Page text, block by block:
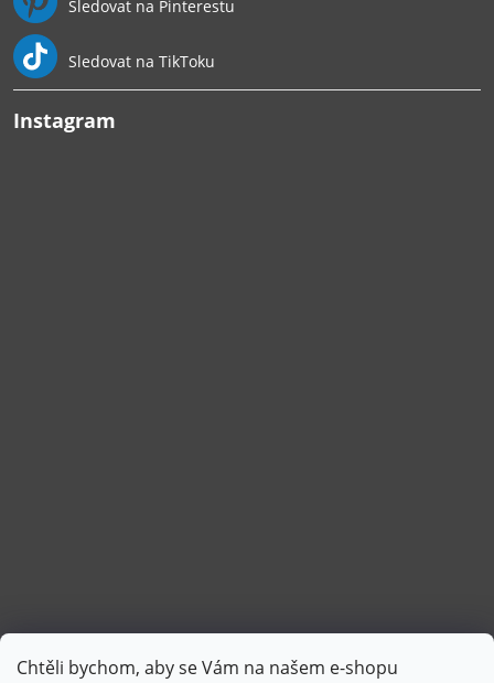
Chtěli bychom, aby se Vám na našem e-shopu
Sledovat na Pinterestu
Sledovat na TikToku
Instagram